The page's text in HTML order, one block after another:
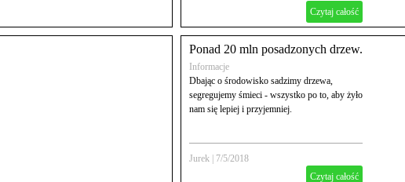
Czytaj całość
Ponad 20 mln posadzonych drzew.
Informacje
Dbając o środowisko sadzimy drzewa,
segregujemy śmieci - wszystko po to, aby żyło
nam się lepiej i przyjemniej.
Jurek|
7/5/2018
Czytaj całość